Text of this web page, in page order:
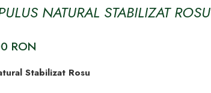
NATURAL STABILIZAT ROSU
RON
Stabilizat Rosu